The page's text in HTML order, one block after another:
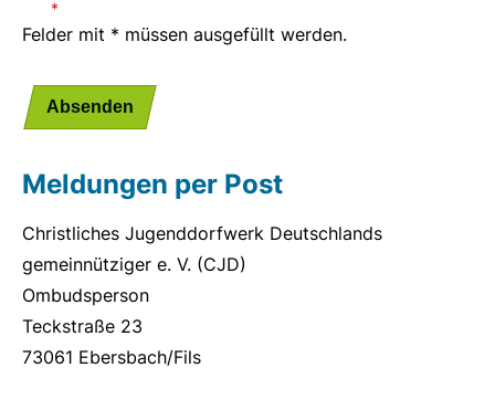
Felder mit * müssen ausgefüllt werden.
Absenden
Meldungen per Post
Christliches Jugenddorfwerk Deutschlands
gemeinnütziger e. V. (CJD)
Ombudsperson
Teckstraße 23
73061 Ebersbach/Fils